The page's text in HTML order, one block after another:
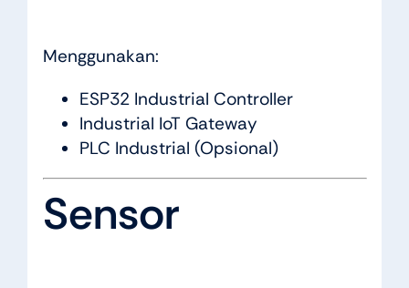
Menggunakan:
ESP32 Industrial Controller
Industrial IoT Gateway
PLC Industrial (Opsional)
Sensor